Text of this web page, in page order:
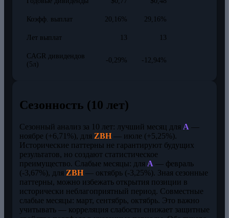
Коэфф. выплат 20,16% 29,16%
Лет выплат 13 13
CAGR дивидендов
(5л)
-0,29% -12,94%
Сезонность (10 лет)
Сезонный анализ за 10 лет: лучший месяц для A —
ноябре (+6,71%), для ZBH— июле (+5,25%).
Исторические паттерны не гарантируют будущих
результатов, но создают статистическое
преимущество. Слабые месяцы: для A — февраль
(-3,67%), для ZBH— октябрь (-3,25%). Зная сезонные
паттерны, можно избежать открытия позиции в
исторически неблагоприятный период. Совместные
слабые месяцы: март, сентябрь, октябрь. Это важно
учитывать — корреляция слабости снижает защитные